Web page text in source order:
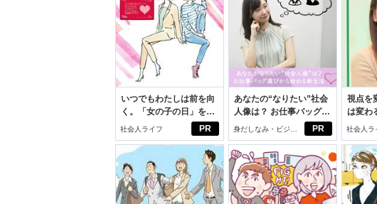
PR
いつでもわたしは前を向
く。「女の子の日」を前
向きに♪社会人エリ・大
社会人ライフ PR
あなたの“なりたい”社会
人像は？ お仕事バッグ選
びから始める新生活
身だしなみ・ビジネ
スアイテム
視点を
は変わ
社会人ラ